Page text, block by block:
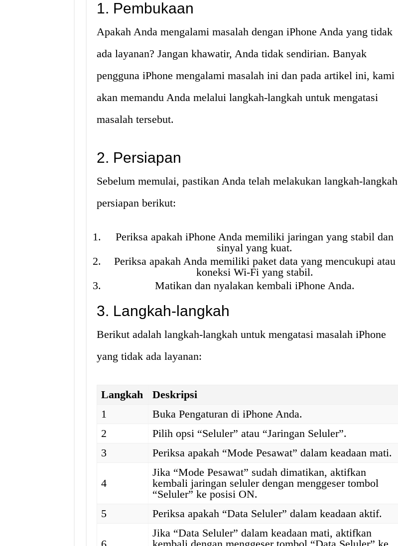
1. Pembukaan
Apakah Anda mengalami masalah dengan iPhone Anda yang tidak
ada layanan? Jangan khawatir, Anda tidak sendirian. Banyak
pengguna iPhone mengalami masalah ini dan pada artikel ini, kami
akan memandu Anda melalui langkah-langkah untuk mengatasi
masalah tersebut.
2. Persiapan
Sebelum memulai, pastikan Anda telah melakukan langkah-langkah
persiapan berikut:
Periksa apakah iPhone Anda memiliki jaringan yang stabil dan
sinyal yang kuat.
Periksa apakah Anda memiliki paket data yang mencukupi atau
koneksi Wi-Fi yang stabil.
Matikan dan nyalakan kembali iPhone Anda.
3. Langkah-langkah
Berikut adalah langkah-langkah untuk mengatasi masalah iPhone
yang tidak ada layanan:
Langkah
Deskripsi
1
Buka Pengaturan di iPhone Anda.
2
Pilih opsi “Seluler” atau “Jaringan Seluler”.
3
Periksa apakah “Mode Pesawat” dalam keadaan mati.
4
Jika “Mode Pesawat” sudah dimatikan, aktifkan
kembali jaringan seluler dengan menggeser tombol
“Seluler” ke posisi ON.
5
Periksa apakah “Data Seluler” dalam keadaan aktif.
Jika “Data Seluler” dalam keadaan mati, aktifkan